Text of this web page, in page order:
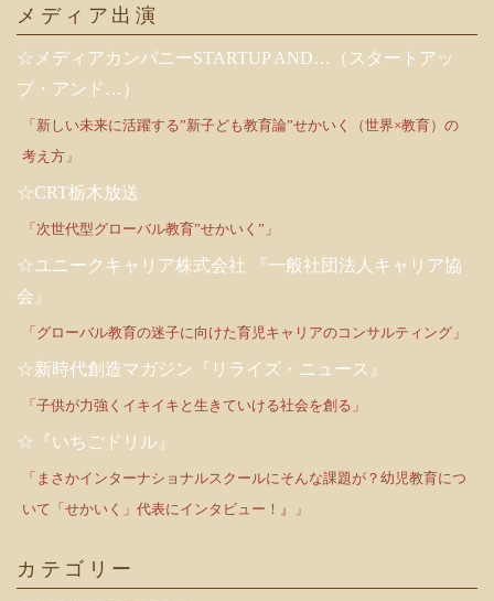
メディア出演
☆メディアカンパニーSTARTUP AND…（スタートアッ
プ・アンド…）
「新しい未来に活躍する”新子ども教育論”せかいく（世界×教育）の
考え方」
☆CRT栃木放送
「次世代型グローバル教育”せかいく”」
☆ユニークキャリア株式会社 『一般社団法人キャリア協
会』
「グローバル教育の迷子に向けた育児キャリアのコンサルティング」
☆新時代創造マガジン『リライズ・ニュース』
「子供が力強くイキイキと生きていける社会を創る」
☆『いちごドリル』
「まさかインターナショナルスクールにそんな課題が？幼児教育につ
いて「せかいく」代表にインタビュー！』」
カテゴリー